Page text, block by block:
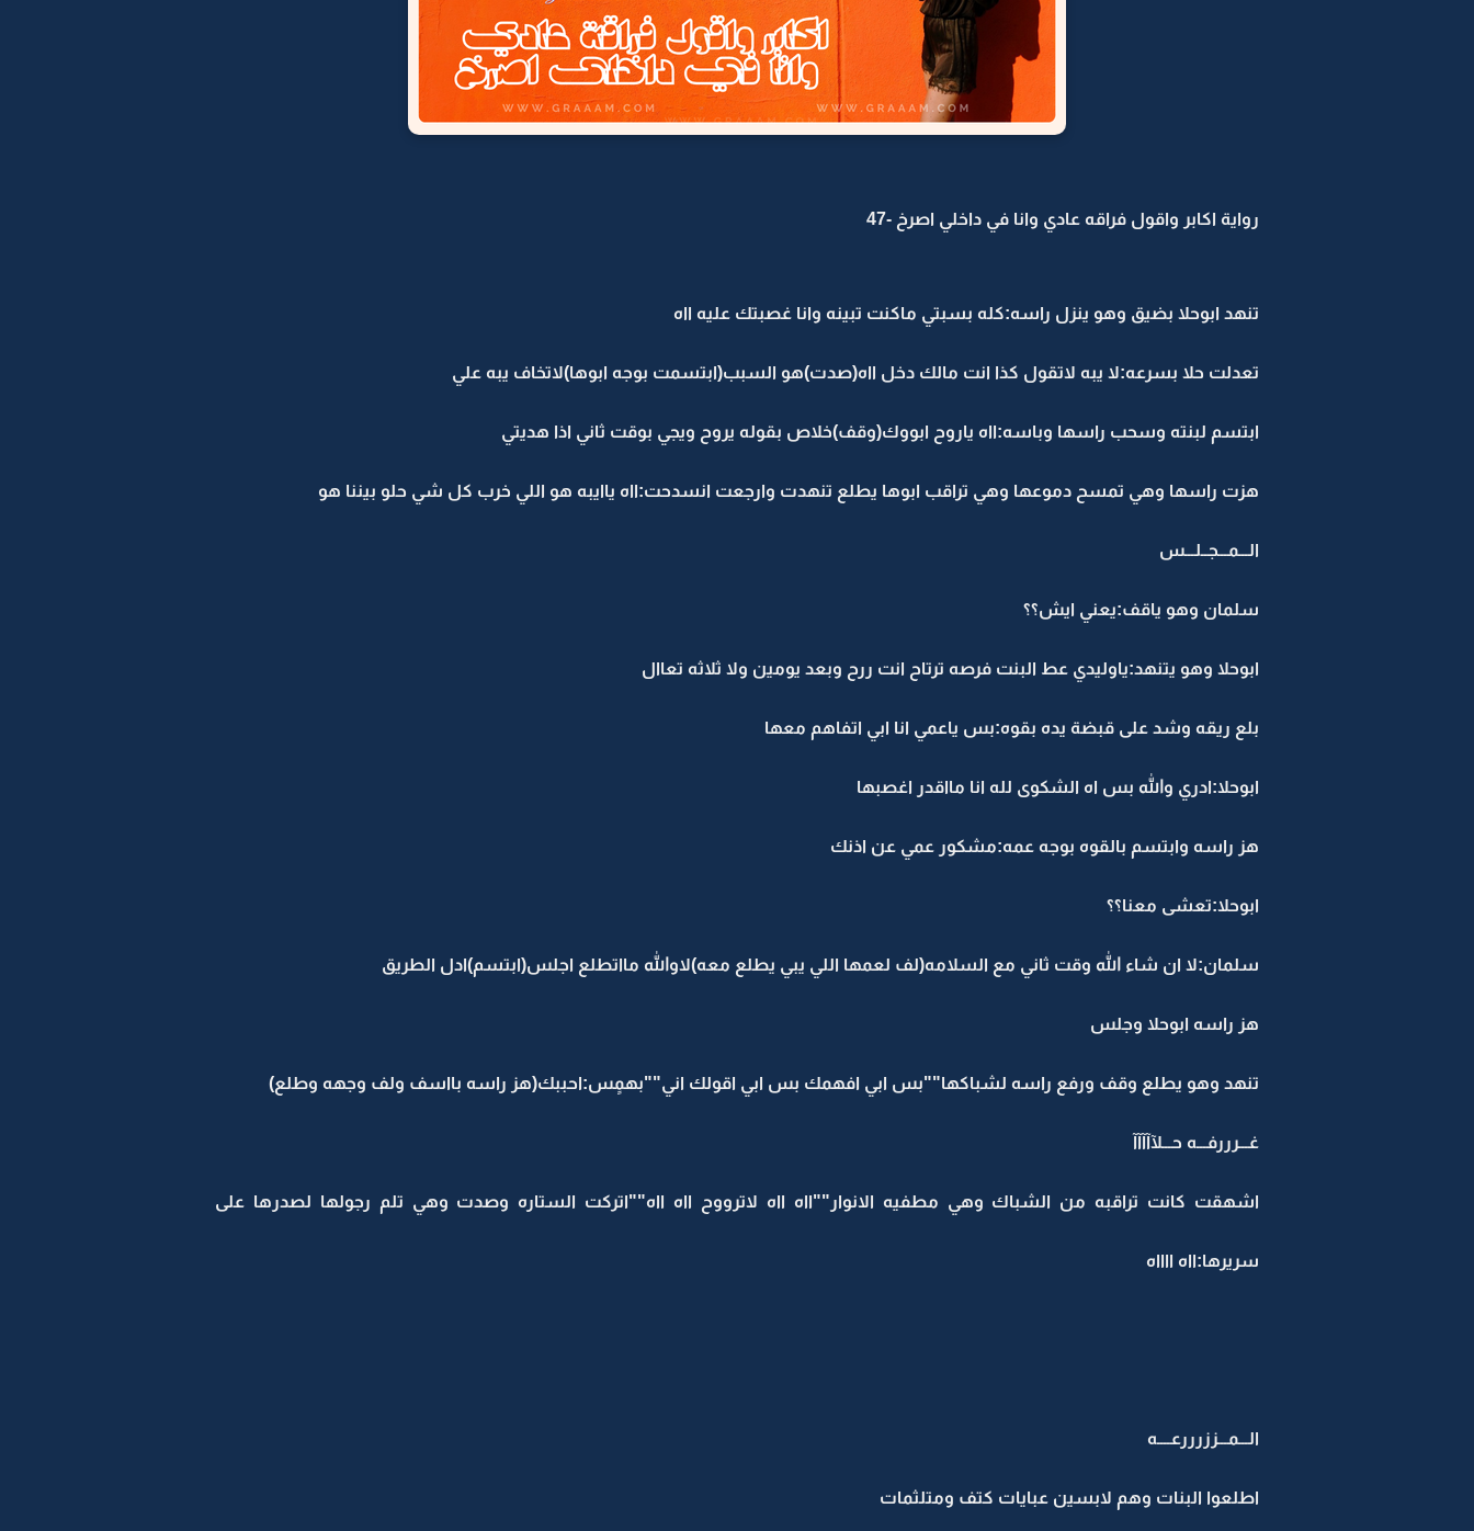
رواية اكابر واقول فراقه عادي وانا في داخلي اصرخ -47
تنهد ابوحلا بضيق وهو ينزل راسه:كله بسبتي ماكنت تبينه وانا غصبتك عليه ااه
تعدلت حلا بسرعه:لا يبه لاتقول كذا انت مالك دخل ااه(صدت)هو السبب(ابتسمت بوجه ابوها)لاتخاف يبه علي
ابتسم لبنته وسحب راسها وباسه:ااه ياروح ابووك(وقف)خلاص بقوله يروح ويجي بوقت ثاني اذا هديتي
هزت راسها وهي تمسح دموعها وهي تراقب ابوها يطلع تنهدت وارجعت انسدحت:ااه ياايبه هو اللي خرب كل شي حلو بيننا هو
الـــمـــجــلـــس
سلمان وهو ياقف:يعني ايش؟؟
ابوحلا وهو يتنهد:ياوليدي عط البنت فرصه ترتاح انت ررح وبعد يومين ولا ثلاثه تعاال
بلع ريقه وشد على قبضة يده بقوه:بس ياعمي انا ابي اتفاهم معها
ابوحلا:ادري والله بس اه الشكوى لله انا مااقدر اغصبها
هز راسه وابتسم بالقوه بوجه عمه:مشكور عمي عن اذنك
ابوحلا:تعشى معنا؟؟
سلمان:لا ان شاء الله وقت ثاني مع السلامه(لف لعمها اللي يبي يطلع معه)لاوالله مااتطلع اجلس(ابتسم)ادل الطريق
هز راسه ابوحلا وجلس
تنهد وهو يطلع وقف ورفع راسه لشباكها""بس ابي افهمك بس ابي اقولك اني""بهمٍس:احببك(هز راسه بااسف ولف وجهه وطلع)
غـــرررفـــه حـــلآآآآآ
اشهقت كانت تراقبه من الشباك وهي مطفيه الانوار""ااه ااه لاترووح ااه ااه""اتركت الستاره وصدت وهي تلم رجولها لصدرها على
سريرها:ااه ااااه
الـــمـــززرررعــــه
اطلعوا البنات وهم لابسين عبايات كتف ومتلثمات